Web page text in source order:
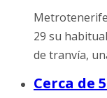
29 su
de tranvía,
Cerca de